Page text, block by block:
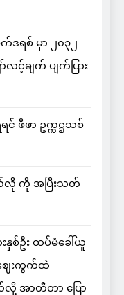
ဒရစ် မှာ ၂၀၃၂
ချက် ပျက်ပြား
ဖီဖာ ဥက္ကဋ္ဌသစ်
ကို အပြီးသတ်
စ်ဦး ထပ်မံခေါ်ယူ
ဈေးကွက်ထဲ
လို့ အာတီတာ ပြော